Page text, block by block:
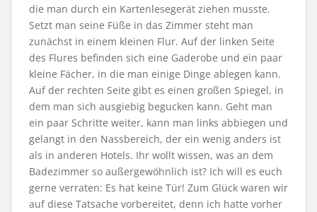
die man durch ein Kartenlesegerät ziehen musste.
Setzt man seine Füße in das Zimmer steht man
zunächst in einem kleinen Flur. Auf der linken Seite
des Flures befinden sich eine Gaderobe und ein paar
kleine Fächer, in die man einige Dinge ablegen kann.
Auf der rechten Seite gibt es einen großen Spiegel, in
dem man sich ausgiebig begucken kann. Geht man
ein paar Schritte weiter, kann man links abbiegen und
gelangt in den Nassbereich, der ein wenig anders ist
als in anderen Hotels. Ihr wollt wissen, was an dem
Badezimmer so außergewöhnlich ist? Ich will es euch
gerne verraten: Es hat keine Tür! Zum Glück waren wir
auf diese Tatsache vorbereitet, denn ich hatte vorher